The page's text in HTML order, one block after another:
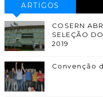
ARTIGOS
COSERN
SELEÇÃO
2019
Convenção